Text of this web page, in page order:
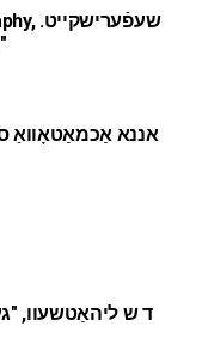
"פּורפּאָסע פון ווייל אַ פרוי"
אננא אַכמאַטאָוואַ
ד ש ליהאַטשעוו,